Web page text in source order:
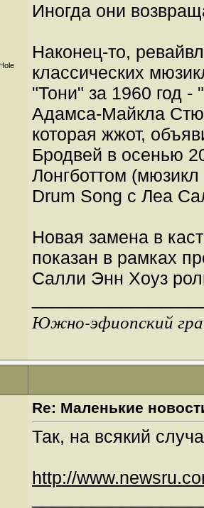
Иногда они
Наконец-то,
классических
"Тони" за 1960 год
Адамса-Майкла
которая жжот,
Бродвей в осенью
Лонгботтом
Drum Song с Леа
Новая замена в
показан в рамках
Салли Энн Хоуз
Южно-эфиопский
Re: Маленькие
Так, на всякий
http://